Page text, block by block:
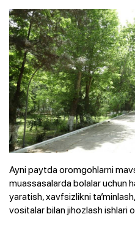
Ayni paytda oromgohlarni
muassasalarda bolalar uchun
yaratish, xavfsizlikni
vositalar bilan jihozlash ishlari